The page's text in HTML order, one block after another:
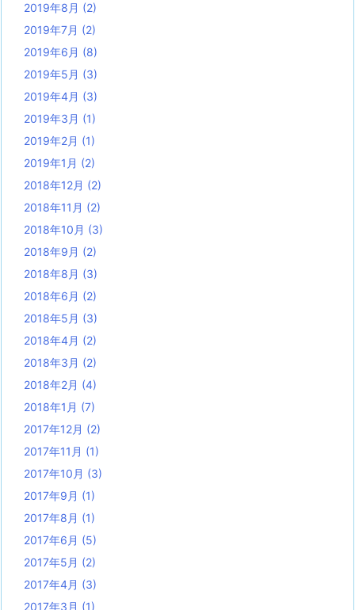
2019年8月 (2)
2019年7月 (2)
2019年6月 (8)
2019年5月 (3)
2019年4月 (3)
2019年3月 (1)
2019年2月 (1)
2019年1月 (2)
2018年12月 (2)
2018年11月 (2)
2018年10月 (3)
2018年9月 (2)
2018年8月 (3)
2018年6月 (2)
2018年5月 (3)
2018年4月 (2)
2018年3月 (2)
2018年2月 (4)
2018年1月 (7)
2017年12月 (2)
2017年11月 (1)
2017年10月 (3)
2017年9月 (1)
2017年8月 (1)
2017年6月 (5)
2017年5月 (2)
2017年4月 (3)
2017年3月 (1)